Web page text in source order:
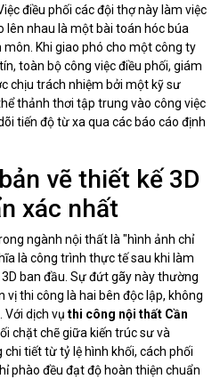
điều phối các đội thợ này làm việc
lên nhau là một bài toán hóc búa
Khi giao phó cho một công ty
toàn bộ công việc điều phối, giám
chịu trách nhiệm bởi một kỹ sư
thảnh thơi tập trung vào công việc
tiến độ từ xa qua các báo cáo định
vẽ thiết kế 3D
xác nhất
ngành nội thất là "hình ảnh chỉ
là công trình thực tế sau khi làm
ban đầu. Sự đứt gãy này thường
vị thi công là hai bên độc lập, không
Với dịch vụ thi công nội thất Cần
chặt chẽ giữa kiến trúc sư và
tiết từ tỷ lệ hình khối, cách phối
phào đều đạt độ hoàn thiện chuẩn